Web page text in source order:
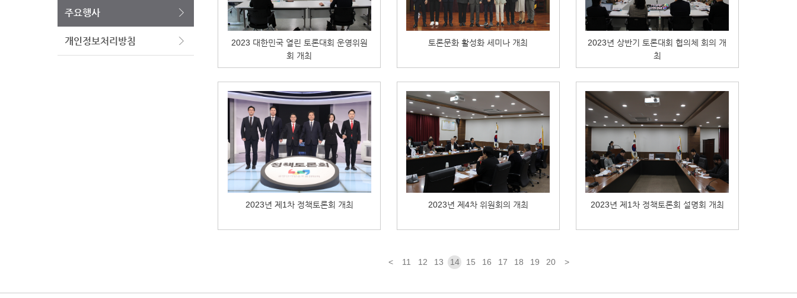
주요행사
개인정보처리방침
2023 대한민국 열린 토론대회 운영위원
회 개최
토론문화 활성화 세미나 개최
2023년 상반기 토론대회 협의체 회의 개
최
2023년 제1차 정책토론회 개최 2023년 제4차 위원회의 개최 2023년 제1차 정책토론회 설명회 개최
< 11 12 13 14 15 16 17 18 19 20 >